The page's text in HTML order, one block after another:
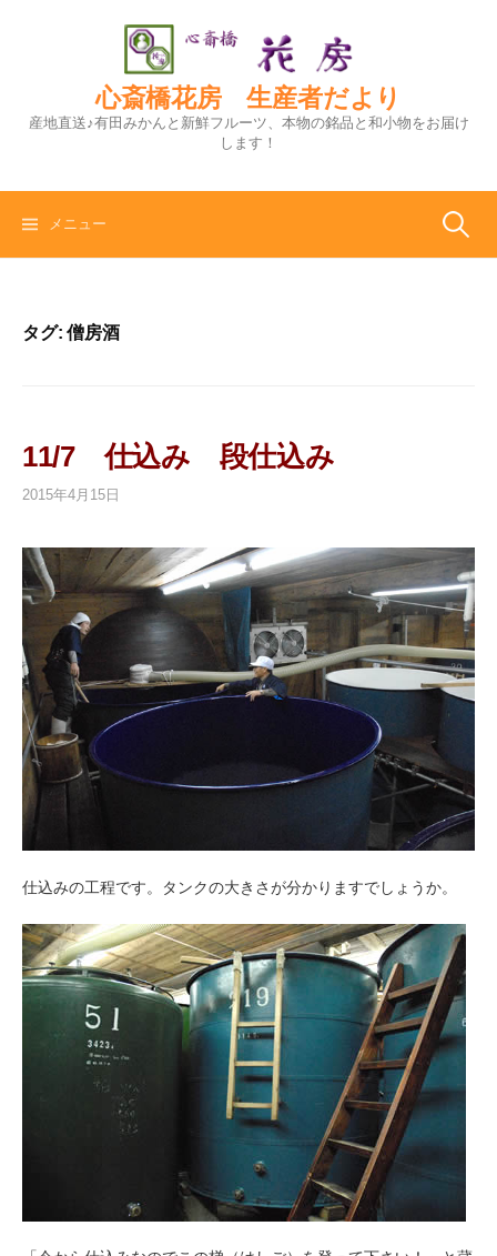
キ
心斎橋花房 生産者だより
産地直送♪有田みかんと新鮮フルーツ、本物の銘品と和小物をお届け
します！
メニュー 検
タグ:僧房酒
11/7 仕込み 段仕込み
2015年4月15日
仕込みの工程です。タンクの大きさが分かりますでしょうか。